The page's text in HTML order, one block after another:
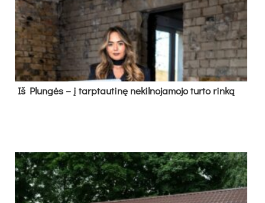
Iš Plungės – į tarptautinę nekilnojamojo turto rinką